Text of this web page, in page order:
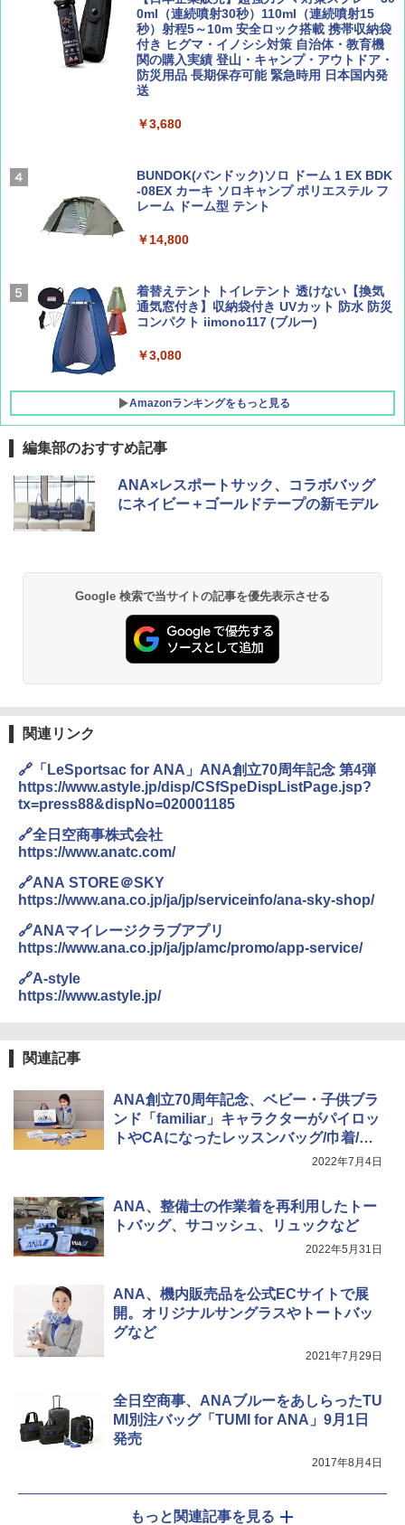
Coyote No.89 特集 星野道夫 夢見る旅
AIRLINE（エアライン）2026年9月号【特
集】ボーイング110周年を祝して！
￥1,760
￥2,479
地球の歩き方 スター・ウォーズ
A26 地球の歩き方 チェコ ポーランド スロヴ
ァキア 2026～2027 地球の歩き方A ヨーロッ
ENDLESS BASE 《めざましテレビで紹介》
テント ワンタッチ RENEW 幅200 2-3人用 43
500002(88859)
￥5,999
ーティング フルクローズ メッシュ 3-4人用
簡単設置 ポップアップテント エクルベージ
ュ(BC仕様) PATC-150B(EB)
￥9,990
[キャンパーズコレクション 山善] 傘みたいに
広げるだけ パッとサッとテント キューブワ
イド ブラックコーティング フルクローズ メ
ATCW-150B エクルベージュ
0ml（連続噴射30秒）110ml（連続噴射15
秒）射程5～10m 安全ロック搭載 携帯収納袋
付き ヒグマ・イノシシ対策 自治体・教育機
関の購入実績 登山・キャンプ・アウトドア・
防災用品 長期保存可能 緊急時用 日本国内発
送
￥3,680
BUNDOK(バンドック)ソロ ドーム 1 EX BDK
-08EX カーキ ソロキャンプ ポリエステル フ
レーム ドーム型 テント
￥14,800
着替えテント トイレテント 透けない【換気
通気窓付き】収納袋付き UVカット 防水 防災
コンパクト iimono117 (ブルー)
￥3,080
Amazonランキングをもっと見る
編集部のおすすめ記事
ANA×レスポートサック、コラボバッグ
にネイビー＋ゴールドテープの新モデル
Google 検索で当サイトの記事を優先表示させる
関連リンク
🔗「LeSportsac for ANA」ANA創立70周年記念 第4弾
https://www.astyle.jp/disp/CSfSpeDispListPage.jsp?
tx=press88&dispNo=020001185
🔗全日空商事株式会社
https://www.anatc.com/
🔗ANA STORE＠SKY
https://www.ana.co.jp/ja/jp/serviceinfo/ana-sky-shop/
🔗ANAマイレージクラブアプリ
https://www.ana.co.jp/ja/jp/amc/promo/app-service/
🔗A-style
https://www.astyle.jp/
関連記事
ANA創立70周年記念、ベビー・子供ブラ
ンド「familiar」キャラクターがパイロッ
トやCAになったレッスンバッグ/巾着/タ
2022年7月4日
ANA、整備士の作業着を再利用したトー
トバッグ、サコッシュ、リュックなど
2022年5月31日
ANA、機内販売品を公式ECサイトで展
開。オリジナルサングラスやトートバッ
グなど
2021年7月29日
全日空商事、ANAブルーをあしらったTU
MI別注バッグ「TUMI for ANA」9月1日
発売
2017年8月4日
もっと関連記事を見る